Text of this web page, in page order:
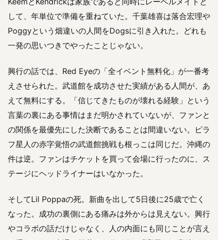
して、年単位で準備を重ねていた。千葉雄喜は落合宏理や
Poggyという畑違いの人間をDogsに引き入れた。どれも
一発の思いつきでやったことじゃない。
興行の話では、Red Eyeの「全イベント無料化」が一番考
えさせられた。武道館を成功させた実績がある人間が、あ
えて無料にする。「信じてきたものが壊れる経験」という
言葉の裏にある事情はまだ明かされていないが、ファンと
の関係を最優先にした決断であることは間違いない。ピラ
フ星人の赤字覚悟の武道館挑戦も根っこは同じだ。沖縄の
件は逆。ファンはチケットを買って会場に行ったのに、ス
テージにヘッドライナーはいなかった。
そしてLil Poppaの死。新曲を出して5日後に25歳で亡く
なった。成功の裏側にある痛みは外からは見えない。興行
やコラボの話だけじゃなく、人の内面にも同じことが言え